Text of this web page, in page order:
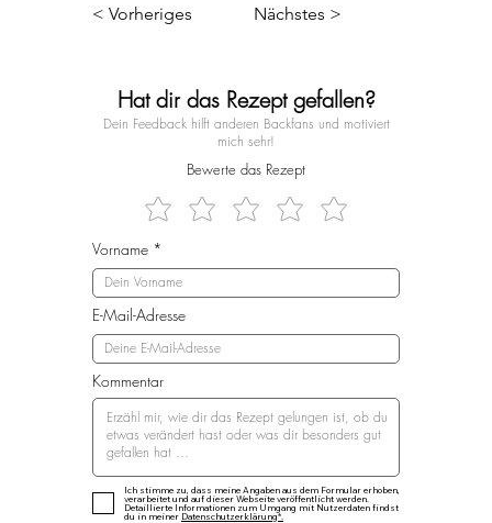
< Vorheriges Nächstes >
Hat dir das Rezept gefallen?
Dein Feedback hilft anderen Backfans und motiviert
mich sehr!
Bewerte das Rezept
Vorname
E-Mail-Adresse
Kommentar
Ich stimme zu, dass meine Angaben aus dem Formular erhoben,
verarbeitet und auf dieser Webseite veröffentlicht werden.
Detaillierte Informationen zum Umgang mit Nutzerdaten findst
du in meiner Datenschutzerklärung*.